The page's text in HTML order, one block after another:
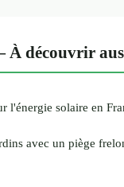
À découvrir
l'énergie solaire en
avec un piège